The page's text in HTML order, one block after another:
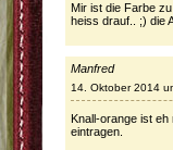
Mir ist die Farbe
heiss drauf.. ;) die
Manfred
14. Oktober 2014
Knall-orange ist
eintragen.